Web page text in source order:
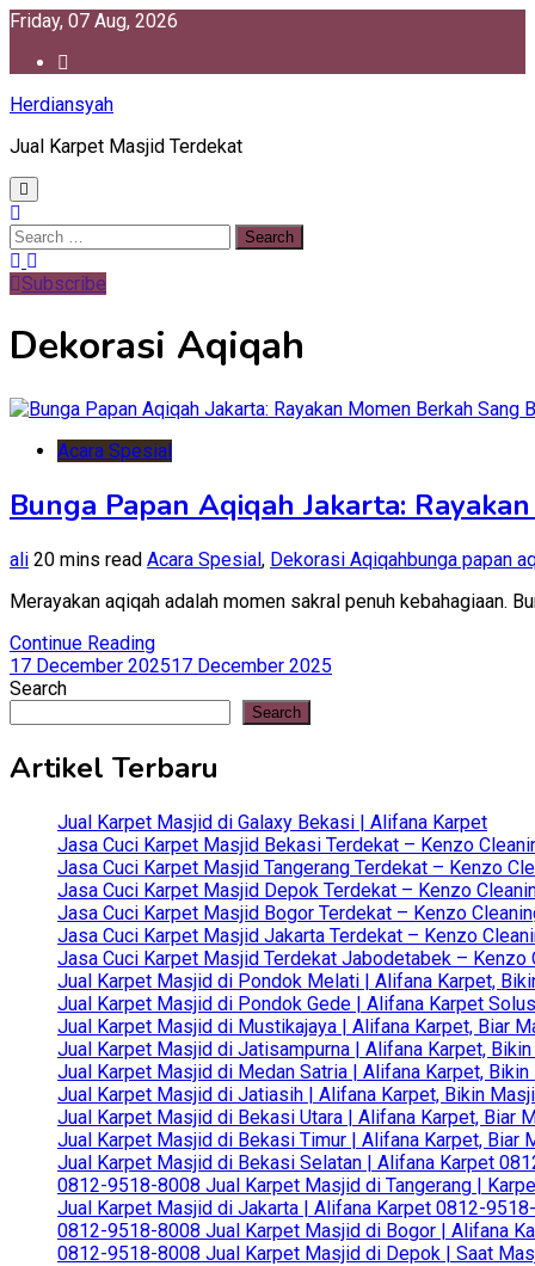
Skip
content
Friday, 07 Aug, 2026
Herdiansyah
Jual Karpet Masjid Terdekat
Search
for:
Subscribe
Dekorasi Aqiqah
Acara Spesial
Bunga Papan Aqiqah Jakarta:
ali 20 mins read Acara Spesial, Dekorasi Aqiqahbunga papan
Merayakan aqiqah adalah momen sakral penuh kebahagiaan.
Continue Reading
17 December 202517 December 2025
Search
Search
Artikel Terbaru
Jual Karpet Masjid di Galaxy Bekasi | Alifana Karpet
Jasa Cuci Karpet Masjid Bekasi Terdekat – Kenzo
Jasa Cuci Karpet Masjid Tangerang Terdekat – Kenzo
Jasa Cuci Karpet Masjid Depok Terdekat – Kenzo
Jasa Cuci Karpet Masjid Bogor Terdekat – Kenzo
Jasa Cuci Karpet Masjid Jakarta Terdekat – Kenzo
Jasa Cuci Karpet Masjid Terdekat Jabodetabek –
Jual Karpet Masjid di Pondok Melati | Alifana Karpet,
Jual Karpet Masjid di Pondok Gede | Alifana Karpet
Jual Karpet Masjid di Mustikajaya | Alifana Karpet, Biar
Jual Karpet Masjid di Jatisampurna | Alifana Karpet,
Jual Karpet Masjid di Medan Satria | Alifana Karpet,
Jual Karpet Masjid di Jatiasih | Alifana Karpet, Bikin
Jual Karpet Masjid di Bekasi Utara | Alifana Karpet, Biar
Jual Karpet Masjid di Bekasi Timur | Alifana Karpet, Biar
Jual Karpet Masjid di Bekasi Selatan | Alifana Karpet
0812-9518-8008 Jual Karpet Masjid di Tangerang |
Jual Karpet Masjid di Jakarta | Alifana Karpet 0812-
0812-9518-8008 Jual Karpet Masjid di Bogor | Alifana
0812-9518-8008 Jual Karpet Masjid di Depok | Saat